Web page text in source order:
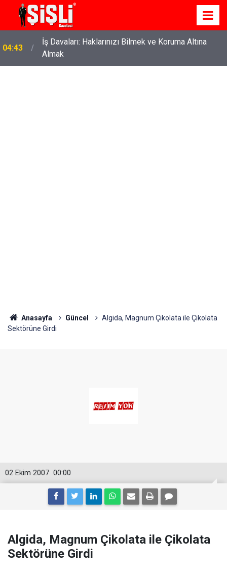
04:43
İş Davaları: Haklarınızı Bilmek ve Koruma Altına
Almak
Anasayfa Güncel
Algida, Magnum Çikolata ile Çikolata
Sektörüne Girdi
00:00
02 Ekim 2007
Algida, Magnum Çikolata ile Çikolata
Sektörüne Girdi